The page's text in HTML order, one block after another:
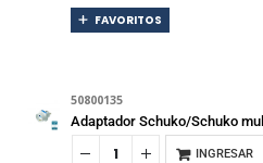
FAVORITOS
50800135
Adaptador Schuko/Schuko
INGRESAR